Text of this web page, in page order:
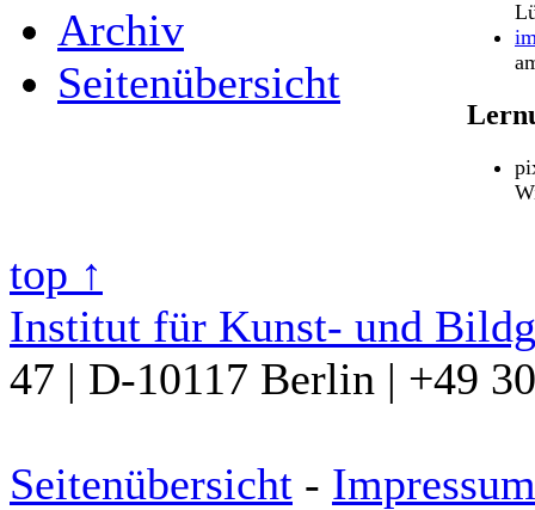
Archiv
Seitenübersicht
top ↑
Institut für Kunst- und
47 | D-10117 Berlin | +49
Seitenübersicht - Impressum